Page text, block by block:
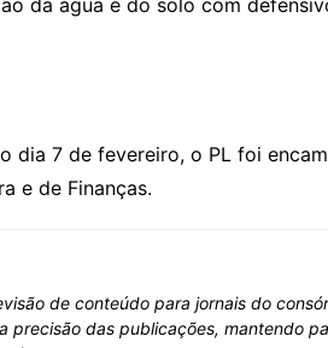
dia 7 de fevereiro, o PL foi
e de Finanças.
de conteúdo para jornais do
precisão das publicações, mantendo